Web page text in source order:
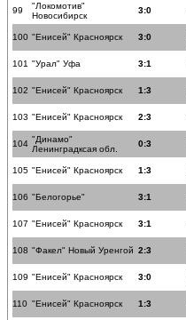
99
"Локомотив"
Новосибирск
3:0
100 "Енисей" Красноярск 3:0
101 "Урал" Уфа 3:1
102 "Енисей" Красноярск 1:3
103 "Енисей" Красноярск 2:3
104 "Динамо"
Ленинградксая обл.
0:3
105 "Енисей" Красноярск 1:3
106 "Белогорье" 3:1
107 "Енисей" Красноярск 3:1
108 "Факел" Новый Уренгой 2:3
109 "Енисей" Красноярск 3:0
110 "Енисей" Красноярск 1:3